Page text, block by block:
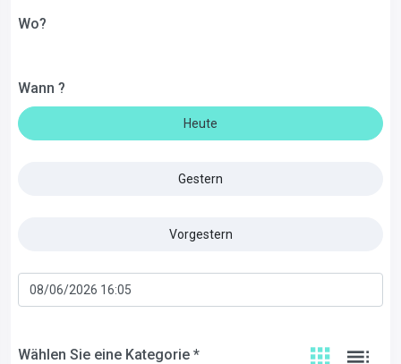
Wo?
Wann ?
Heute
Gestern
Vorgestern
Wählen Sie eine Kategorie *